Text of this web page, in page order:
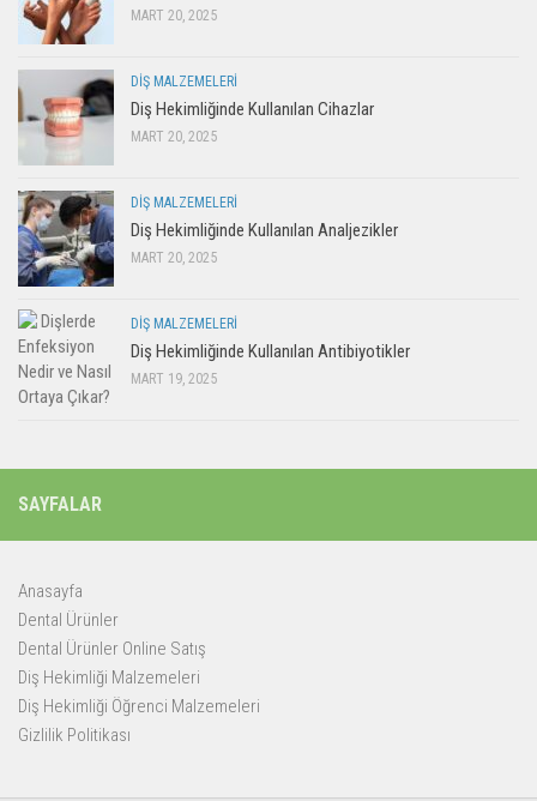
MART 20, 2025
DIŞ MALZEMELERI
Diş Hekimliğinde Kullanılan Cihazlar
MART 20, 2025
DIŞ MALZEMELERI
Diş Hekimliğinde Kullanılan Analjezikler
MART 20, 2025
DIŞ MALZEMELERI
Diş Hekimliğinde Kullanılan Antibiyotikler
MART 19, 2025
SAYFALAR
Anasayfa
Dental Ürünler
Dental Ürünler Online Satış
Diş Hekimliği Malzemeleri
Diş Hekimliği Öğrenci Malzemeleri
Gizlilik Politikası